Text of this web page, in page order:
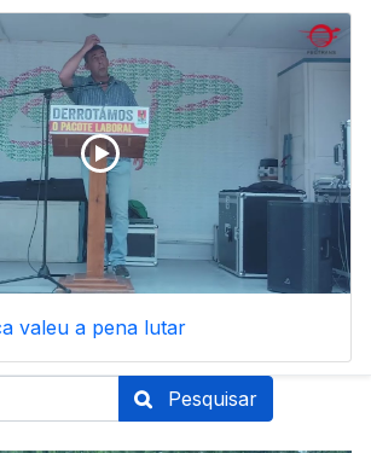
valeu a pena lutar
Pesquisar